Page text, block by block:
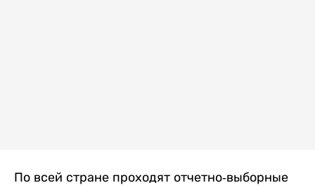
По всей стране проходят отчетно-выборные